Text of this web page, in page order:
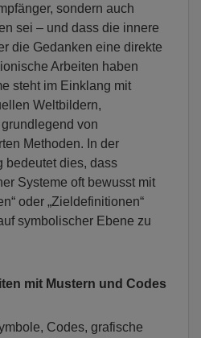
sondern auch
sei – und dass die innere
die Gedanken eine direkte
Arbeiten haben
steht im Einklang mit
Weltbildern,
von
Methoden. In der
bedeutet dies, dass
Systeme oft bewusst mit
oder „Zieldefinitionen“
symbolischer Ebene zu
mit Mustern und Codes
Codes, grafische